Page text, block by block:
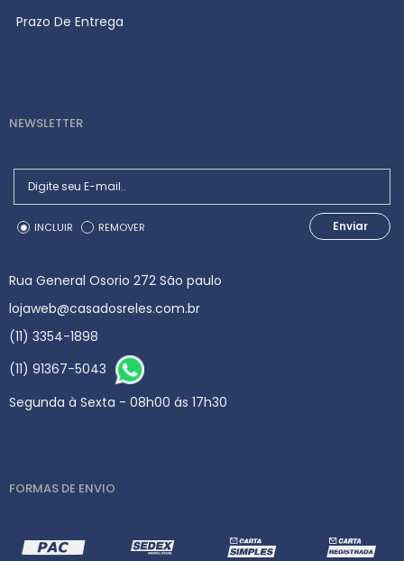
Prazo De Entrega
NEWSLETTER
INCLUIR REMOVER Enviar
Rua General Osorio 272 São paulo
lojaweb@casadosreles.com.br
(11) 3354-1898
(11) 91367-5043
Segunda à Sexta - 08h00 ás 17h30
FORMAS DE ENVIO